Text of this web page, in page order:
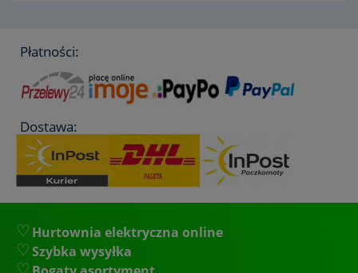
Płatności:
Dostawa:
Hurtownia elektryczna online
Szybka wysyłka